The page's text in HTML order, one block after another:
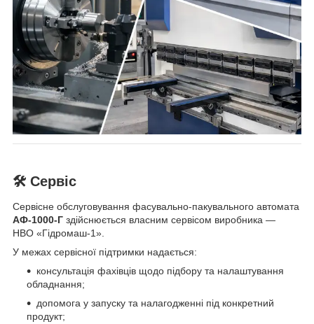
🛠 Сервіс
Сервісне обслуговування фасувально-пакувального автомата
АФ-1000-Г здійснюється власним сервісом виробника —
НВО «Гідромаш-1».
У межах сервісної підтримки надається:
консультація фахівців щодо підбору та налаштування
обладнання;
допомога у запуску та налагодженні під конкретний
продукт;